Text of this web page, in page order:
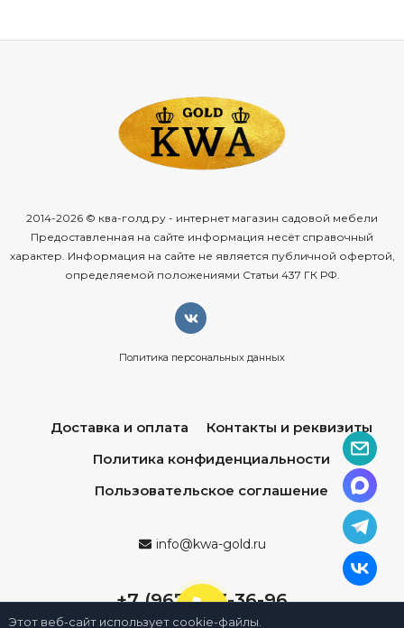
2014-2026 © ква-голд.ру - интернет магазин садовой мебели
Предоставленная на сайте информация несёт справочный
характер. Информация на сайте не является публичной офертой,
определяемой положениями Статьи 437 ГК РФ.
Политика персональных данных
Доставка и оплата
Контакты и реквизиты
Политика конфиденциальности
Пользовательское соглашение
info@kwa-gold.ru
+7 (967) 013-36-96
Этот веб-сайт использует cookie-файлы.